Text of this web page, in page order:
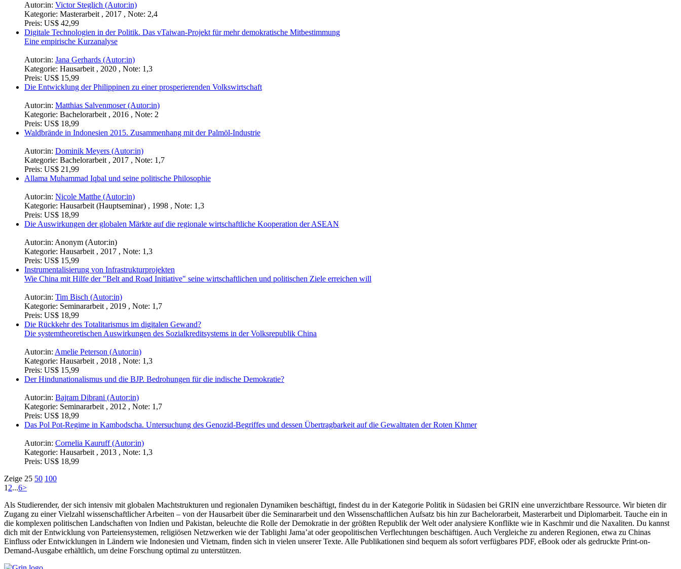
Autor:in: Victor Steglich (Autor:in)
Kategorie: Masterarbeit , 2017 , Note: 2,4
Preis: US$ 42,99
Digitale Technologien in der Politik. Das vTaiwan-Projekt für mehr demokratische Mitbestimmung
Eine empirische Kurzanalyse
Autor:in: Jana Gerhards (Autor:in)
Kategorie: Hausarbeit , 2020 , Note: 1,3
Preis: US$ 15,99
Die Entwicklung der Philippinen zu einer prosperierenden Volkswirtschaft
Autor:in: Matthias Salvenmoser (Autor:in)
Kategorie: Bachelorarbeit , 2016 , Note: 2
Preis: US$ 18,99
Waldbrände in Indonesien 2015. Zusammenhang mit der Palmöl-Industrie
Autor:in: Dominik Meyers (Autor:in)
Kategorie: Bachelorarbeit , 2017 , Note: 1,7
Preis: US$ 21,99
Allama Muhammad Iqbal und seine politische Philosophie
Autor:in: Nicole Matthe (Autor:in)
Kategorie: Hausarbeit (Hauptseminar) , 1998 , Note: 1,3
Preis: US$ 18,99
Die Auswirkungen der globalen Märkte auf die regionale wirtschaftliche Kooperation der ASEAN
Autor:in: Anonym (Autor:in)
Kategorie: Hausarbeit , 2017 , Note: 1,3
Preis: US$ 15,99
Instrumentalisierung von Infrastrukturprojekten
Wie China mit Hilfe der "Belt and Road Initiative" seine wirtschaftlichen und politischen Ziele erreichen will
Autor:in: Tim Bisch (Autor:in)
Kategorie: Seminararbeit , 2019 , Note: 1,7
Preis: US$ 18,99
Die Rückkehr des Totalitarismus im digitalen Gewand?
Die systemtheoretischen Auswirkungen des Sozialkreditsystems in der Volksrepublik China
Autor:in: Amelie Peterson (Autor:in)
Kategorie: Hausarbeit , 2018 , Note: 1,3
Preis: US$ 15,99
Der Hindunationalismus und die BJP. Bedrohungen für die indische Demokratie?
Autor:in: Bajram Dibrani (Autor:in)
Kategorie: Seminararbeit , 2012 , Note: 1,7
Preis: US$ 18,99
Das Pol Pot-Regime in Kambodscha. Untersuchung des Genozid-Begriffes und dessen Übertragbarkeit auf die Gewalttaten der Roten Khmer
Autor:in: Cornelia Kauruff (Autor:in)
Kategorie: Hausarbeit , 2013 , Note: 1,3
Preis: US$ 18,99
Zeige 25 50 100
1 2...6>
Als Studierender, der sich intensiv mit globalen Machtstrukturen und regionalen Dynamiken beschäftigt, findest du in der Kategorie Politik in Südasien bei GRIN eine unverzichtbare Ressource. Wir bieten dir
Zugang zu einer Vielzahl wissenschaftlicher Arbeiten – von der Hausarbeit über die Seminararbeit und den Wissenschaftlichen Aufsatz bis hin zur Bachelorarbeit, Masterarbeit und Diplomarbeit. Tauche ein in
die komplexen politischen Landschaften von Indien und Pakistan, beleuchte die Rolle der Demokratie in der größten Republik der Welt oder analysiere Konflikte wie in Kaschmir und die Naxaliten. Du kannst
dich mit der Entwicklung von Parteiensystemen, religiösen Netzwerken wie der Tablighi Jama’at oder geopolitischen Verflechtungen beschäftigen. Auch Vergleiche zu anderen Regionen, etwa zu Chinas
Einfluss oder Entwicklungen in Ländern wie Indonesien und Vietnam, finden sich in vielen unserer Texte. Alle Publikationen sind bequem als sofort verfügbares PDF, eBook oder als gedruckte Print-on-
Demand-Ausgabe erhältlich, um deine Forschung optimal zu unterstützen.